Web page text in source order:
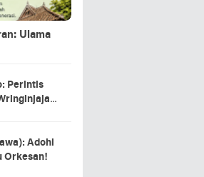
Ulama
Perintis
Adohi
Orkesan!